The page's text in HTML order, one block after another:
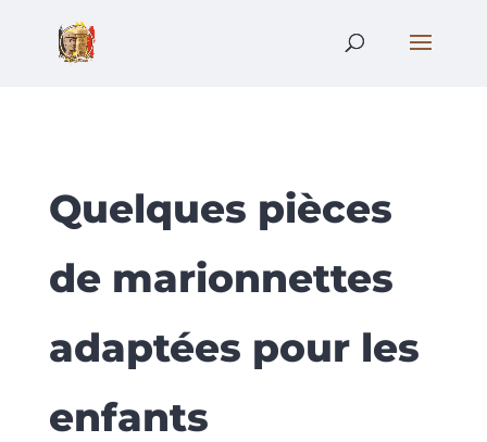
Quelques pièces
de marionnettes
adaptées pour les
enfants